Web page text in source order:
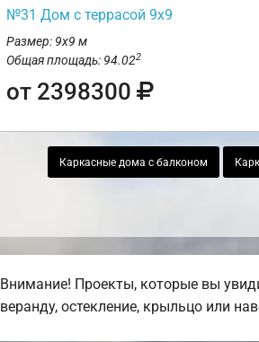
№31 Дом с террасой 9х9
Размер: 9х9 м
Общая площадь: 94.022
от 2398300
Каркасные дома с балконом
Внимание! Проекты, которые вы
веранду, остекление, крыльцо или